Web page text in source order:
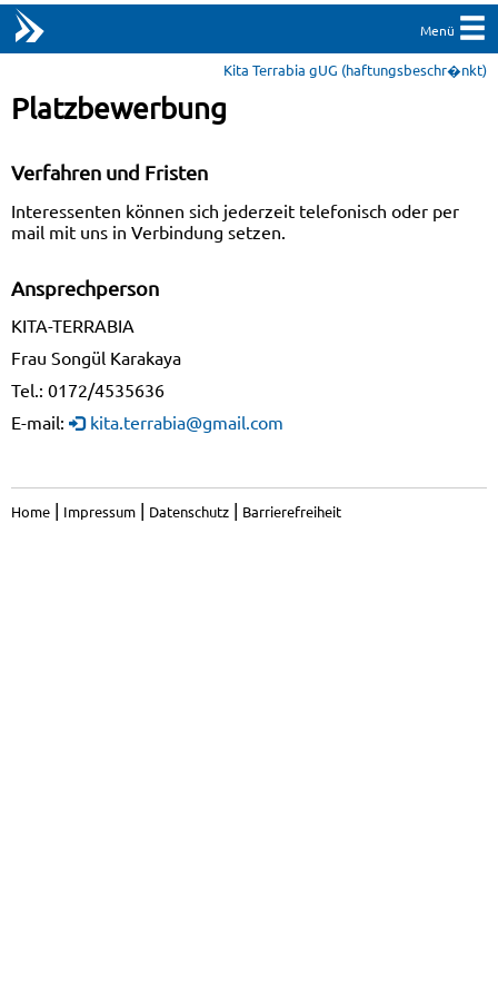
Menü
Kita Terrabia gUG (haftungsbeschr�nkt)
Platzbewerbung
Verfahren und Fristen
Interessenten können sich jederzeit telefonisch oder per
mail mit uns in Verbindung setzen.
Ansprechperson
KITA-TERRABIA
Frau Songül Karakaya
Tel.: 0172/4535636
E-mail:
kita.terrabia@gmail.com
Home | Impressum | Datenschutz | Barrierefreiheit